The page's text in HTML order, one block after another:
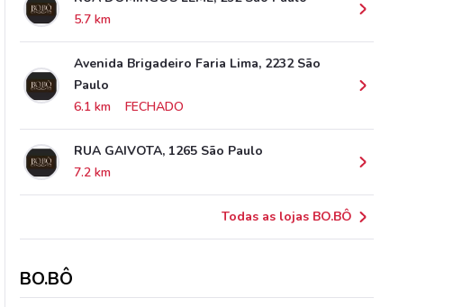
5.7 km
Avenida Brigadeiro Faria Lima, 2232 São
Paulo
6.1 km
FECHADO
RUA GAIVOTA, 1265 São Paulo
7.2 km
Todas as lojas BO.BÔ
BO.BÔ